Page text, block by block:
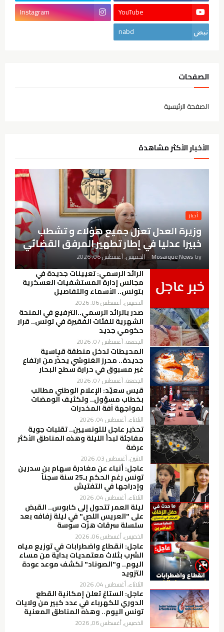
YouTube
Instagram
nabd
الصفحات
الصفحة الرئيسية
الأخبار الأكثر مشاهدة
أخبار
وزيرة العدل تعزل جميع هؤلاء و تشطب
خبيرًا عدليًا في إطار تطهير المرفق القضائي
by
Mosaique News
- الخميس, أغسطس 06, 2026
الرائد الرسمي: تعيينات جديدة في
مجالس إدارة المستشفيات العسكرية
بتونس.. الأسماء والتفاصيل
الخميس, أغسطس 06, 2026
صدر بالرائد الرسمي..الترفيع في المنحة
الشهرية للفئات الفقيرة في تونس.. قرار
حكومي جديد
الجمعة, أغسطس 07, 2026
المحيطات تدخل منطقة قياسية
جديدة.. محرز الغنوشي يحذّر من ارتفاع
غير مسبوق في حرارة سطح البحار
الجمعة, أغسطس 07, 2026
قيس سعيّد: الإعلام الوطني مطالب
بخطاب مسؤول.. وتكثيف الومضات
لمواجهة آفة المخدرات
الثلاثاء, أغسطس 04, 2026
تحذير عاجل للتونسيين.. تقلبات جوية
مفاجئة تبدأ الليلة وهذه المناطق الأكثر
عرضة
الاثنين, أغسطس 03, 2026
عاجل: أنباء عن مغادرة سهام بن سدرين
تونس رغم الحكم بـ25 سنة سجناً
وإدراجها في التفتيش
الثلاثاء, أغسطس 04, 2026
ليلة العمر تتحول إلى كابوس.. القبض
على "العريس اللص" في ليلة زفافه بعد
سلسلة سرقات هزّت سوسة
الخميس, أغسطس 06, 2026
عاجل: انقطاع واضطرابات في توزيع مياه
الشرب بثلاث معتمديات بداية من مساء
اليوم.. و"الصوناد" تكشف موعد عودة
التزويد
الثلاثاء, أغسطس 04, 2026
عاجل: الستاغ تعلن إمكانية القطع
الدوري للكهرباء في عدد كبير من ولايات
تونس اليوم.. وهذه المناطق المعنية
الخميس, أغسطس 06, 2026